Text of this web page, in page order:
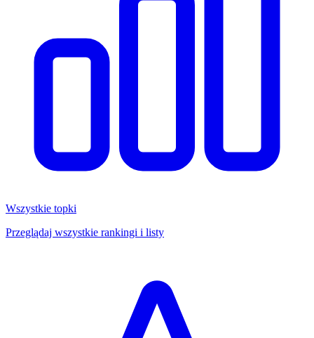
Wszystkie topki
Przeglądaj wszystkie rankingi i listy